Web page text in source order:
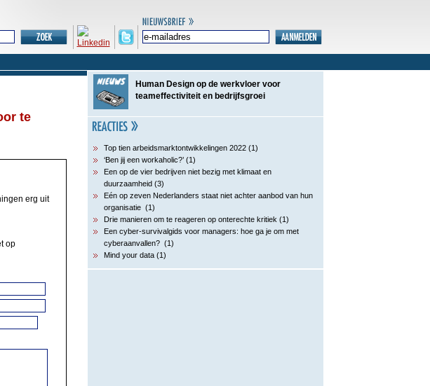
te
erg uit
op
Human Design op de werkvloer voor
teameffectiviteit en bedrijfsgroei
Top tien arbeidsmarktontwikkelingen 2022 (1)
‘Ben jij een workaholic?’ (1)
Een op de vier bedrijven niet bezig met klimaat en
duurzaamheid (3)
Eén op zeven Nederlanders staat niet achter aanbod van hun
organisatie (1)
Drie manieren om te reageren op onterechte kritiek (1)
Een cyber-survivalgids voor managers: hoe ga je om met
cyberaanvallen? (1)
Mind your data (1)